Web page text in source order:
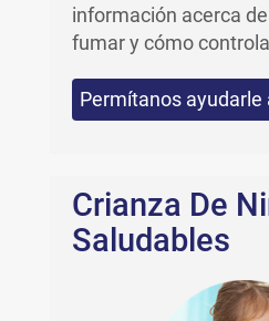
información acerca
fumar y cómo
Permítanos ayudarle
Crianza De
Saludables